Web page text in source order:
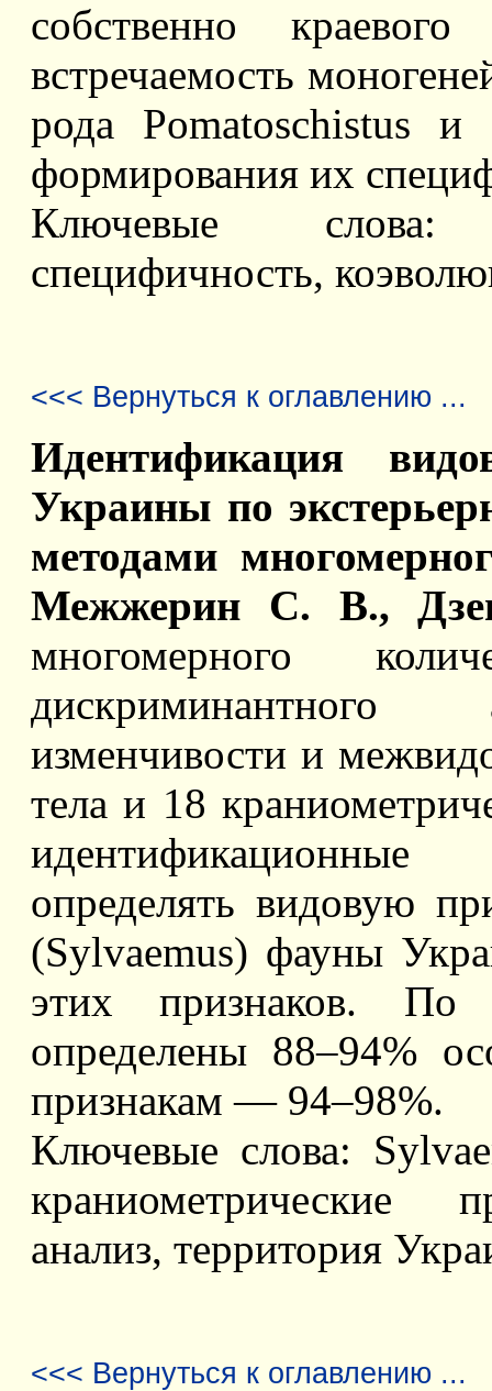
собственно
встречаемость
рода Pomatoschistus
формирования их
Ключевые слова:
специфичность,
<<< Вернуться к оглавлению ...
Идентификация
Украины по
методами
Межжерин С. В.,
многомерного
дискриминантного
изменчивости и
тела и 18
определять видовую
(Sylvaemus) фауны
этих признаков. По
определены 88–94%
признакам — 94–98%.
Ключевые слова:
краниометрические
анализ, территория
<<< Вернуться к оглавлению ...